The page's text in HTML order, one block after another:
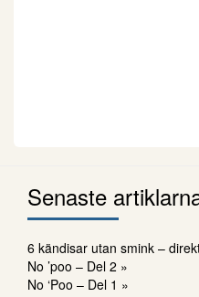
Senaste
6 kändisar utan smink –
No ’poo – Del 2 »
No ‘Poo – Del 1 »